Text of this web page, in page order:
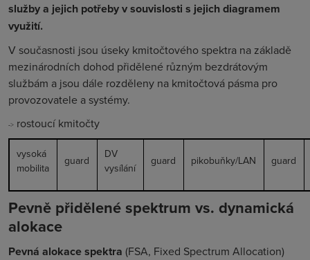
služby a jejich potřeby v souvislosti s jejich diagramem
využití.
V současnosti jsou úseky kmitočtového spektra na základě
mezinárodních dohod přidělené různým bezdrátovým
službám a jsou dále rozděleny na kmitočtová pásma pro
provozovatele a systémy.
-> rostoucí kmitočty
vysoká
mobilita
guard
DV
vysílání
guard pikobuňky/LAN guard
Pevně přidělené spektrum vs. dynamická
alokace
Pevná alokace spektra (FSA, Fixed Spectrum Allocation)